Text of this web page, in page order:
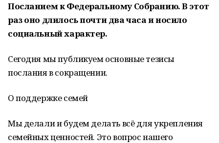
Посланием к Федеральному Собранию. В этот
раз оно длилось почти два часа и носило
социальный характер.
Сегодня мы публикуем основные тезисы
послания в сокращении.
О поддержке семей
Мы делали и будем делать всё для укрепления
семейных ценностей. Это вопрос нашего